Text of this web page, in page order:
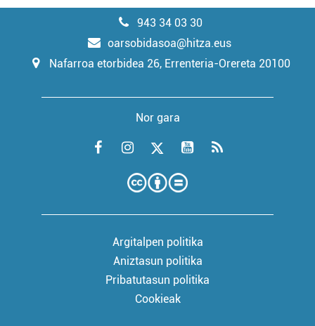
943 34 03 30
oarsobidasoa@hitza.eus
Nafarroa etorbidea 26, Errenteria-Orereta 20100
Nor gara
Argitalpen politika
Aniztasun politika
Pribatutasun politika
Cookieak